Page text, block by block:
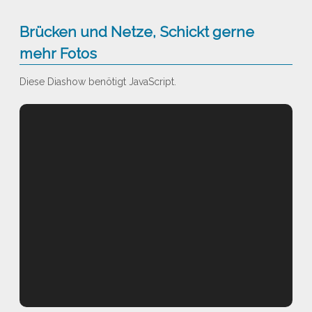
Brücken und Netze, Schickt gerne
mehr Fotos
Diese Diashow benötigt JavaScript.